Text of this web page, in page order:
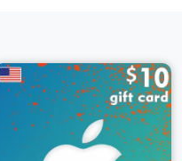
hitami muzycznymi,
karta podarunkowa
nigdy nie traci ważności,
tylko będziesz gotowy do
Łatwo wymienialna na
płynne